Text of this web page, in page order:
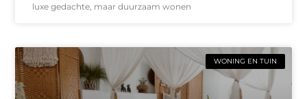
luxe gedachte, maar duurzaam wonen
WONING EN TUIN